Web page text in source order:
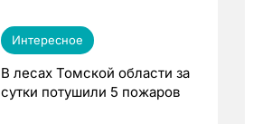
Интересное
В лесах Томской области за
сутки потушили 5 пожаров